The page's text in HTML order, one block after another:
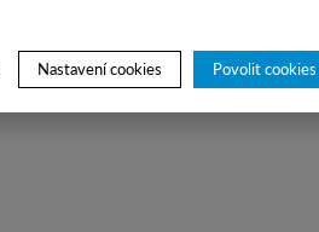
Povolit cookies
Nastavení cookies